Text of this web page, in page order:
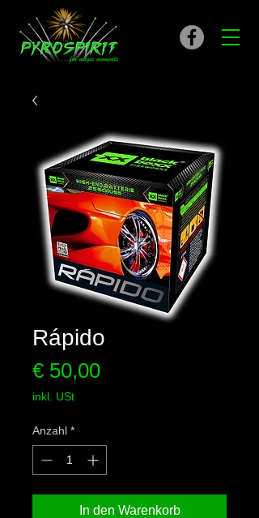
Rápido
€ 50,00Preis
inkl. USt
Anzahl *
In den Warenkorb